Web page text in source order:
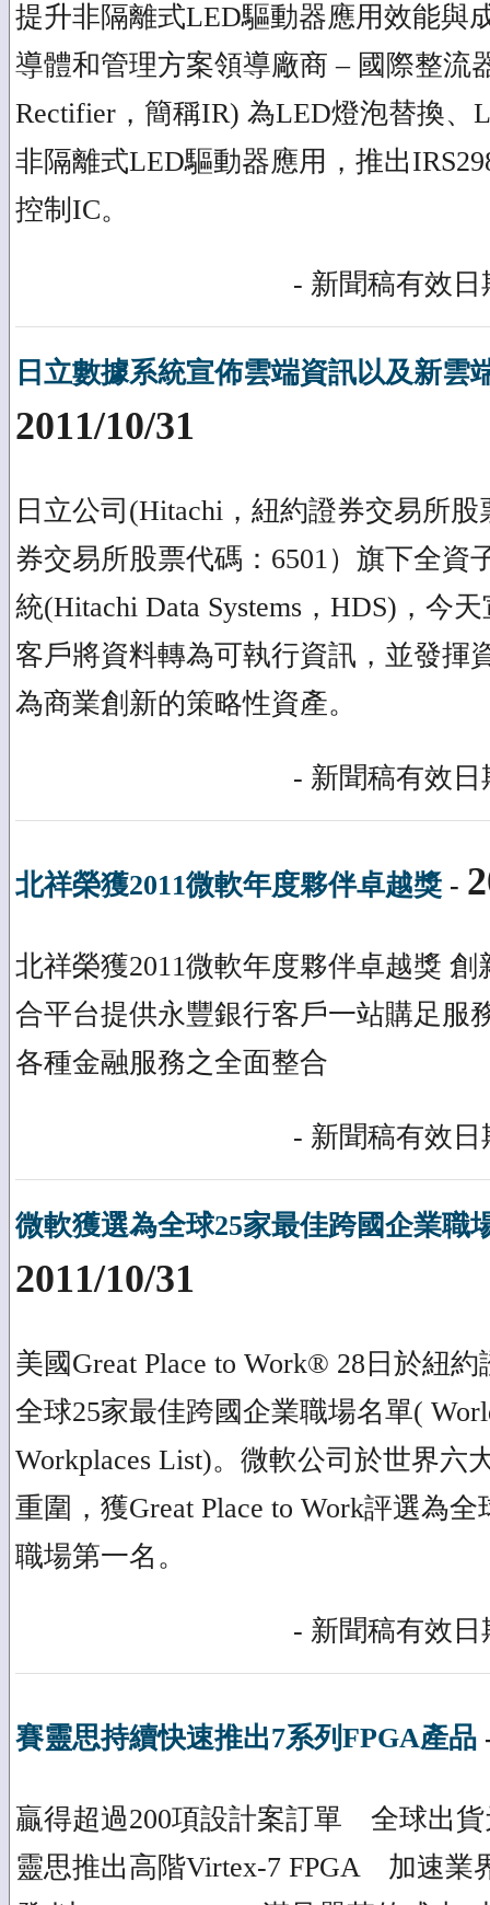
提升非隔離式LED驅動器應用效能與
導體和管理方案領導廠商 – 國際整流
Rectifier，簡稱IR) 為LED燈泡替換、
非隔離式LED驅動器應用，推出
控制IC。
- 新聞稿有效日
日立數據系統宣佈雲端資訊以及新雲
2011/10/31
日立公司(Hitachi，紐約證券交易所
券交易所股票代碼：6501）旗下全資
統(Hitachi Data Systems，HDS)，今
客戶將資料轉為可執行資訊，並發揮
為商業創新的策略性資產。
- 新聞稿有效日
北祥榮獲2011微軟年度夥伴卓越獎 -
北祥榮獲2011微軟年度夥伴卓越獎
合平台提供永豐銀行客戶一站購足服
各種金融服務之全面整合
- 新聞稿有效日
微軟獲選為全球25家最佳跨國企業職
2011/10/31
美國Great Place to Work® 28日於紐
全球25家最佳跨國企業職場名單(
Workplaces List)。微軟公司於世界六
重圍，獲Great Place to Work評選為
職場第一名。
- 新聞稿有效日
賽靈思持續快速推出7系列FPGA產品
贏得超過200項設計案訂單 全球出
靈思推出高階Virtex-7 FPGA 加速業